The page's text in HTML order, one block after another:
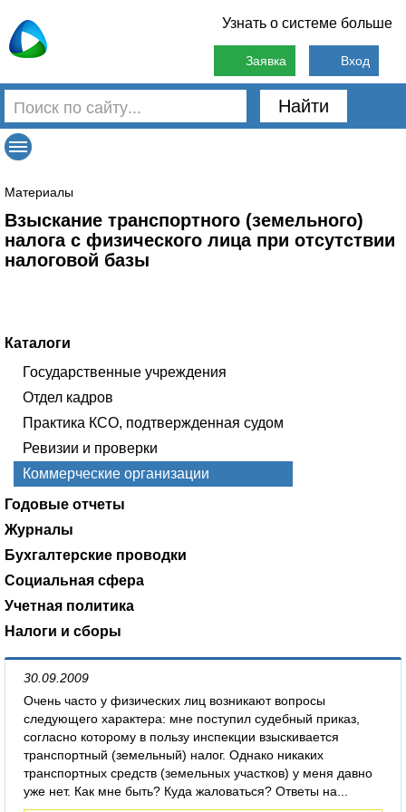
Узнать о системе больше
Заявка Вход
Найти
Материалы
Взыскание транспортного (земельного)
налога с физического лица при отсутствии
налоговой базы
Каталоги
Государственные учреждения
Отдел кадров
Практика КСО, подтвержденная судом
Ревизии и проверки
Коммерческие организации
Годовые отчеты
Журналы
Бухгалтерские проводки
Социальная сфера
Учетная политика
Налоги и сборы
30.09.2009
Очень часто у физических лиц возникают вопросы
следующего характера: мне поступил судебный приказ,
согласно которому в пользу инспекции взыскивается
транспортный (земельный) налог. Однако никаких
транспортных средств (земельных участков) у меня давно
уже нет. Как мне быть? Куда жаловаться? Ответы на...